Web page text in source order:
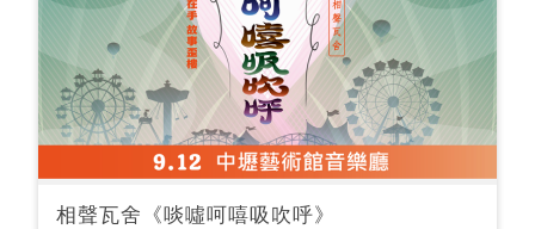
相聲瓦舍《啖噓呵嘻吸吹呼》